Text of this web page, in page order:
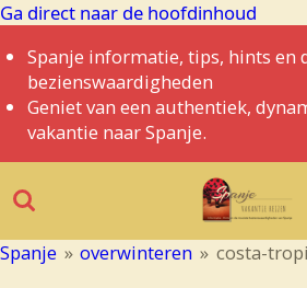
Ga direct naar de hoofdinhoud
Spanje informatie, tips, hints en
bezienswaardigheden
Geniet van een authentiek,
vakantie naar Spanje.
Spanje » overwinteren » costa-